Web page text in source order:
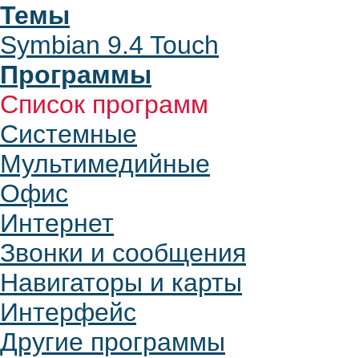
Темы
Symbian 9.4 Touch
Программы
Список программ
Системные
Мультимедийные
Офис
Интернет
Звонки и сообщения
Навигаторы и карты
Интерфейс
Другие программы